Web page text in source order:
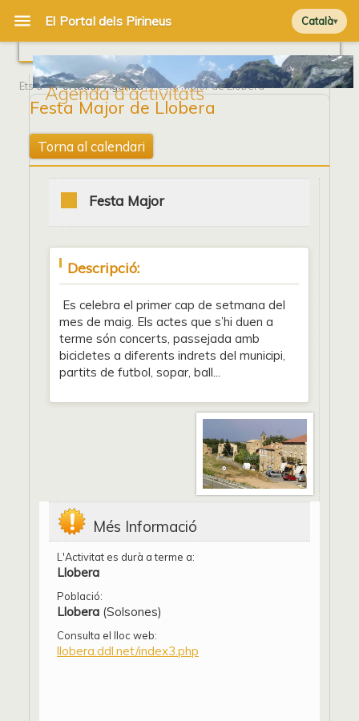
Català
Agenda d'activitats
Ets a Portada/Agenda/ Festa Major de Llobera
Festa Major de Llobera
Torna al calendari
Festa Major
Descripció:
Es celebra el primer cap de setmana del
mes de maig. Els actes que s’hi duen a
terme són concerts, passejada amb
bicicletes a diferents indrets del municipi,
partits de futbol, sopar, ball...
Més Informació
L'Activitat es durà a terme a:
Llobera
Població:
Llobera (Solsones)
Consulta el lloc web:
llobera.ddl.net/index3.php